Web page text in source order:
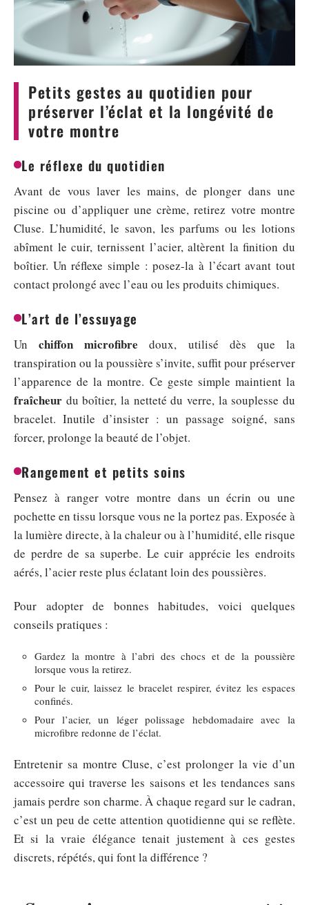
Petits gestes au quotidien pour
préserver l’éclat et la longévité de
votre montre
Le réflexe du quotidien
Avant de vous laver les mains, de plonger dans une
piscine ou d’appliquer une crème, retirez votre montre
Cluse. L’humidité, le savon, les parfums ou les lotions
abîment le cuir, ternissent l’acier, altèrent la finition du
boîtier. Un réflexe simple : posez-la à l’écart avant tout
contact prolongé avec l’eau ou les produits chimiques.
L’art de l’essuyage
Unchiffon microfibre doux, utilisé dès que la
transpiration ou la poussière s’invite, suffit pour préserver
l’apparence de la montre. Ce geste simple maintient la
fraîcheur du boîtier, la netteté du verre, la souplesse du
bracelet. Inutile d’insister : un passage soigné, sans
forcer, prolonge la beauté de l’objet.
Rangement et petits soins
Pensez à ranger votre montre dans un écrin ou une
pochette en tissu lorsque vous ne la portez pas. Exposée à
la lumière directe, à la chaleur ou à l’humidité, elle risque
de perdre de sa superbe. Le cuir apprécie les endroits
aérés, l’acier reste plus éclatant loin des poussières.
Pour adopter de bonnes habitudes, voici quelques
conseils pratiques :
Gardez la montre à l’abri des chocs et de la poussière
lorsque vous la retirez.
Pour le cuir, laissez le bracelet respirer, évitez les espaces
confinés.
Pour l’acier, un léger polissage hebdomadaire avec la
microfibre redonne de l’éclat.
Entretenir sa montre Cluse, c’est prolonger la vie d’un
accessoire qui traverse les saisons et les tendances sans
jamais perdre son charme. À chaque regard sur le cadran,
c’est un peu de cette attention quotidienne qui se reflète.
Et si la vraie élégance tenait justement à ces gestes
discrets, répétés, qui font la différence ?